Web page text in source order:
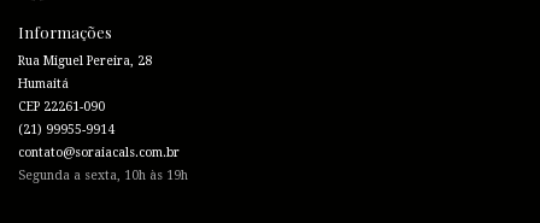
Informações
Rua Miguel Pereira, 28
Humaitá
CEP 22261-090
(21) 99955-9914
contato@soraiacals.com.br
Segunda a sexta, 10h às 19h